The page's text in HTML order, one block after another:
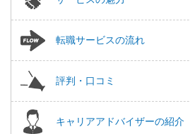
転職サービスの流れ
評判・口コミ
キャリアアドバイザーの紹介